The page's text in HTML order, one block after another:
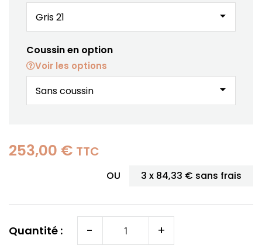
arrow_drop_down
Coussin en option
Voir les options
arrow_drop_down
253,00 € TTC
OU 3 x 84,33 € sans frais
Quantité : - +